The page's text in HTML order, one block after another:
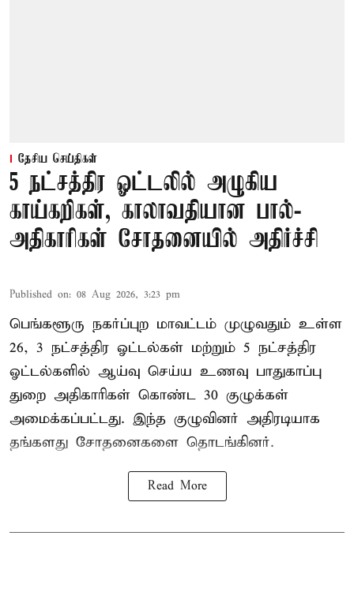
தேசிய செய்திகள்
5 நட்சத்திர ஓட்டலில் அழுகிய
காய்கறிகள், காலாவதியான பால்-
அதிகாரிகள் சோதனையில் அதிர்ச்சி
Published on: 08 Aug 2026, 3:23 pm
பெங்களூரு நகர்ப்புற மாவட்டம் முழுவதும் உள்ள
26, 3 நட்சத்திர ஓட்டல்கள் மற்றும் 5 நட்சத்திர
ஓட்டல்களில் ஆய்வு செய்ய உணவு பாதுகாப்பு
துறை அதிகாரிகள் கொண்ட 30 குழுக்கள்
அமைக்கப்பட்டது. இந்த குழுவினர் அதிரடியாக
தங்களது சோதனைகளை தொடங்கினர்.
Read More